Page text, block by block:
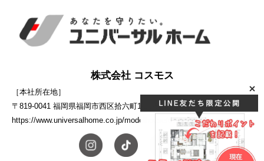
株式会社 コスモス
［本社所在地］
〒819-0041 福岡県福岡市西区拾六町1-10-5
https://www.universalhome.co.jp/modelhouse/cosmos/